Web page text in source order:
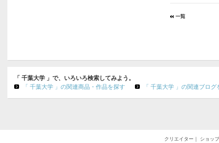
「 千葉大学 」で、いろいろ検索してみよう。
「 千葉大学 」の関連商品・作品を探す
「 千葉大学 」の関連ブログ
クリエイター ｜ ショップ